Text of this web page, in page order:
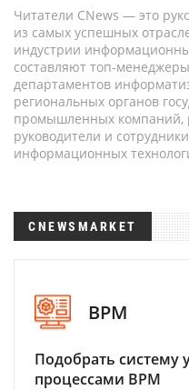
Читатели CNews — это
из самых успешных
индустрии
составляют топ-
департаментов
региональных органов
промышленных компаний,
руководители и
информационных
CNEWSMARKET
BPM
Подобрать систему
процессами BPM